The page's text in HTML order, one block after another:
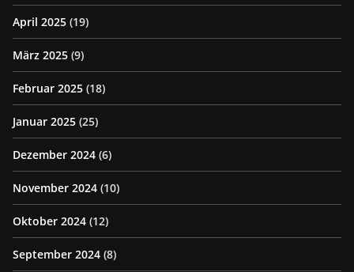
April 2025 (19)
März 2025 (9)
Februar 2025 (18)
Januar 2025 (25)
Dezember 2024 (6)
November 2024 (10)
Oktober 2024 (12)
September 2024 (8)